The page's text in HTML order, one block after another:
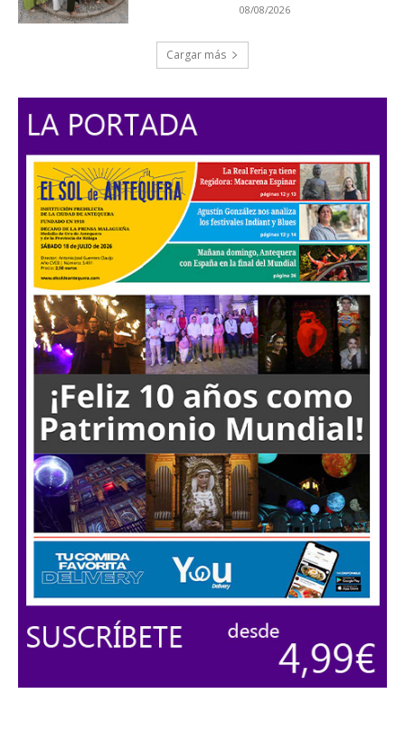
08/08/2026
Cargar más